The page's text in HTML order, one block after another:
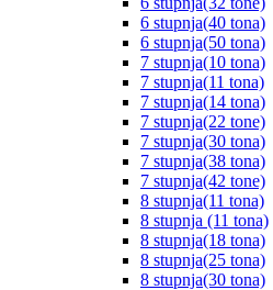
6 stupnja(40 tona)
6 stupnja(50 tona)
7 stupnja(10 tona)
7 stupnja(11 tona)
7 stupnja(14 tona)
7 stupnja(22 tone)
7 stupnja(30 tona)
7 stupnja(38 tona)
7 stupnja(42 tone)
8 stupnja(11 tona)
8 stupnja (11 tona)
8 stupnja(18 tona)
8 stupnja(25 tona)
8 stupnja(30 tona)